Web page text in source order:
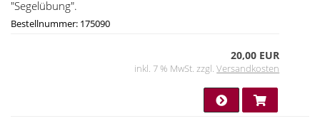
"Segelübung".
Bestellnummer: 175090
20,00 EUR
inkl. 7 % MwSt. zzgl.Versandkosten